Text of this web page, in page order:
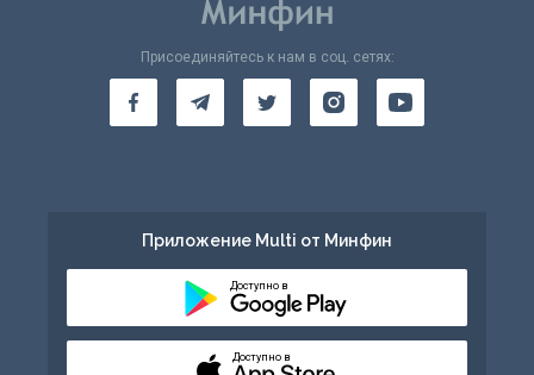
Присоединяйтесь к нам в соц. сетях:
Приложение Multi от Минфин
Доступно в
Доступно в